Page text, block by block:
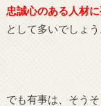
忠誠心のある人材
として多いでしょう
でも有事は、そう